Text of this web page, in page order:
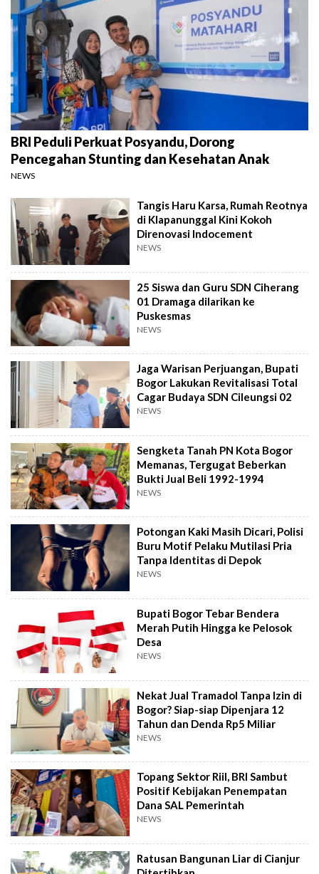
BRI Peduli Perkuat Posyandu, Dorong
Pencegahan Stunting dan Kesehatan Anak
NEWS
Tangis Haru Karsa, Rumah Reotnya
di Klapanunggal Kini Kokoh
Direnovasi Indocement
NEWS
25 Siswa dan Guru SDN Ciherang
01 Dramaga dilarikan ke
Puskesmas
NEWS
Jaga Warisan Perjuangan, Bupati
Bogor Lakukan Revitalisasi Total
Cagar Budaya SDN Cileungsi 02
NEWS
Sengketa Tanah PN Kota Bogor
Memanas, Tergugat Beberkan
Bukti Jual Beli 1992-1994
NEWS
Potongan Kaki Masih Dicari, Polisi
Buru Motif Pelaku Mutilasi Pria
Tanpa Identitas di Depok
NEWS
Bupati Bogor Tebar Bendera
Merah Putih Hingga ke Pelosok
Desa
NEWS
Nekat Jual Tramadol Tanpa Izin di
Bogor? Siap-siap Dipenjara 12
Tahun dan Denda Rp5 Miliar
NEWS
Topang Sektor Riil, BRI Sambut
Positif Kebijakan Penempatan
Dana SAL Pemerintah
NEWS
Ratusan Bangunan Liar di Cianjur